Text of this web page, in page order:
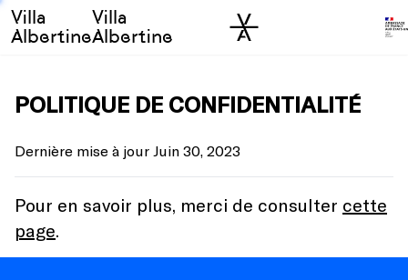
Skip to main
Skip to sidebar
Villa
Albertine
Villa
Albertine
POLITIQUE DE CONFIDENTIALITÉ
Dernière mise à jour Juin 30, 2023
Pour en savoir plus, merci de consulter cette
page.